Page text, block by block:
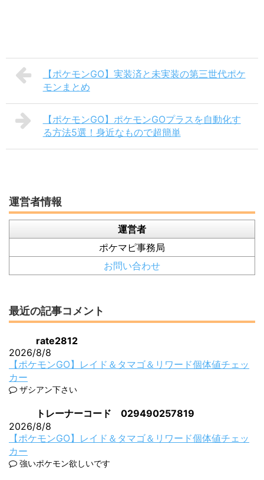
【ポケモンGO】実装済と未実装の第三世代ポケ
モンまとめ
【ポケモンGO】ポケモンGOプラスを自動化す
る方法5選！身近なもので超簡単
運営者情報
運営者
ポケマピ事務局
お問い合わせ
最近の記事コメント
rate2812
2026/8/8
【ポケモンGO】レイド＆タマゴ＆リワード個体値チェッ
カー
ザシアン下さい
トレーナーコード 029490257819
2026/8/8
【ポケモンGO】レイド＆タマゴ＆リワード個体値チェッ
カー
強いポケモン欲しいです